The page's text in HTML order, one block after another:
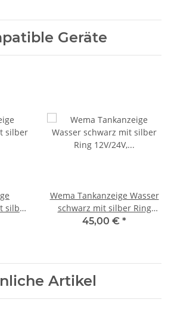
Geräte
silber
Wema Tankanzeige Wasser
schwarz mit silber Ring
12V/24V, 0-190 Ohm
45,00 € *
Artikel